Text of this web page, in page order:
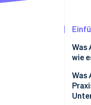
Was
wie
Was